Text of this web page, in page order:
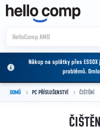
Přejít na obsah
Nákup na splátky přes
problémů.
DOMŮ PC PŘÍSLUŠENSTVÍ ČIŠTĚNÍ